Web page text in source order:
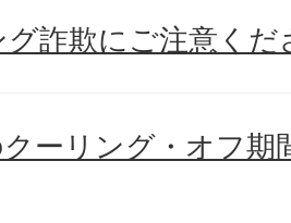
詐欺にご注意くだ
ーリング・オフ期